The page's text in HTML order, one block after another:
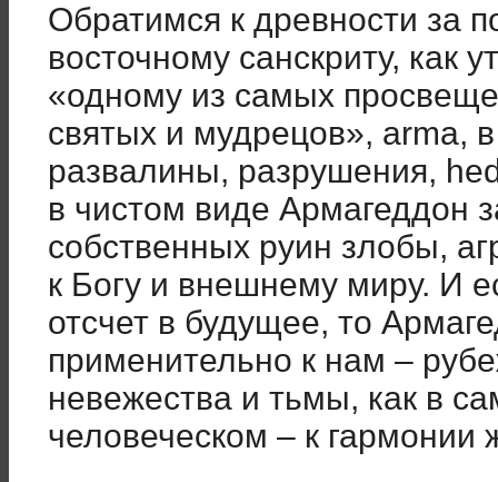
Обратимся к древности за
восточному санскриту, как
«одному из самых
святых и мудрецов», arma,
развалины, разрушения,
в чистом виде Армагеддон
собственных руин злобы,
к Богу и внешнему миру. И
отсчет в будущее, то
применительно к нам –
невежества и тьмы, как в
человеческом – к гармонии